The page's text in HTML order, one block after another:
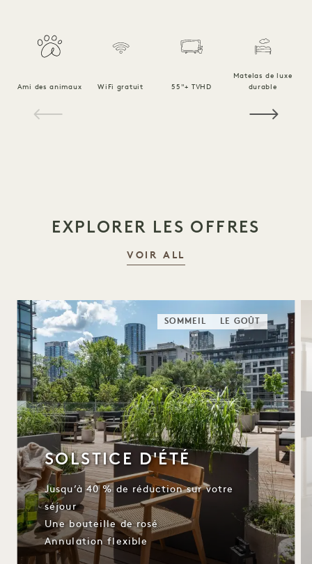
Ami des animaux WiFi gratuit 55"+ TVHD
Matelas de luxe
durable
EXPLORER LES OFFRES
VOIR ALL
SOMMEIL LE GOÛT
SOLSTICE D'ÉTÉ
Jusqu’à 40 % de réduction sur votre
séjour
Une bouteille de rosé
Annulation flexible